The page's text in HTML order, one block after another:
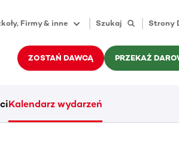
Firmy & inne Szukaj Strony
ZOSTAŃ DAWCĄ PRZEKAŻ
Kalendarz wydarzeń